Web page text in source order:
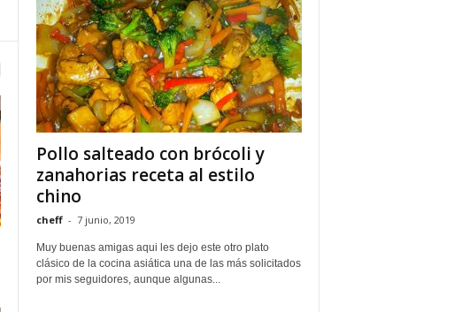
Pollo salteado con brócoli y
zanahorias receta al estilo
chino
cheff - 7 junio, 2019
Muy buenas amigas aqui les dejo este otro plato
clásico de la cocina asiática una de las más solicitados
por mis seguidores, aunque algunas...